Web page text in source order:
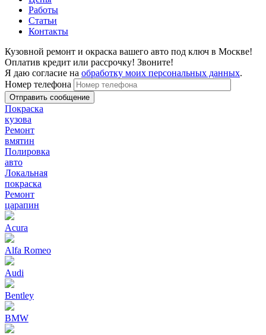
Работы
Статьи
Контакты
Кузовной ремонт и окраска вашего авто под ключ в Москве!
Оплатив кредит или рассрочку! Звоните!
Я даю согласие на обработку моих персональных данных.
Номер телефона
Покраска
кузова
Ремонт
вмятин
Полировка
авто
Локальная
покраска
Ремонт
царапин
Acura
Alfa Romeo
Audi
Bentley
BMW